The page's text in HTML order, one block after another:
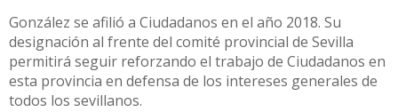
González se afilió a Ciudadanos en el año 2018. Su
designación al frente del comité provincial de Sevilla
permitirá seguir reforzando el trabajo de Ciudadanos en
esta provincia en defensa de los intereses generales de
todos los sevillanos.